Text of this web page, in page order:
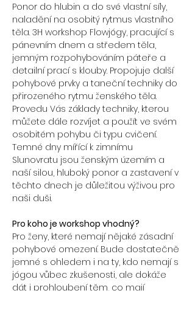
Ponor do hlubin a do své vlastní síly,
naladění na osobitý rytmus vlastního
těla. 3H workshop Flowjógy, pracující s
pánevním dnem a středem těla,
jemným rozpohybováním páteře a
detailní prací s klouby. Propojuje další
pohybové prvky a taneční techniky do
přirozeného rytmu ženského těla.
Provedu Vás základy techniky, kterou
můžete dále rozvíjet a použít ve svém
osobitém pohybu či typu cvičení.
Temné dny mířící k zimnímu
Slunovratu jsou ženským územím a
naší silou, hluboký ponor a zastavení v
těchto dnech je důležitou výživou pro
naši duši.
Pro koho je workshop vhodný?
Pro ženy, které nemají nějaké zásadní
pohybové omezení. Bude dostatečně
jemné s ohledem i na ty, kdo nemají s
jógou vůbec zkušenosti, ale dokáže
dát i prohloubení těm, co mají